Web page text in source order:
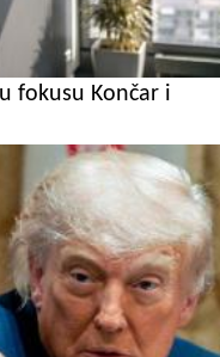
fokusu Končar i